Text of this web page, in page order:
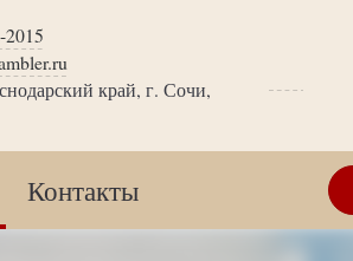
край, г. Сочи,
Контакты